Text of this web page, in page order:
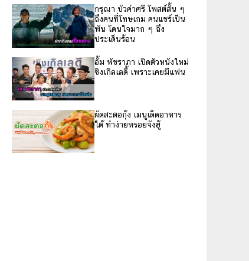
กรุณา บัวคำศรี โพสต์สั้น ๆ
ถึงคนที่โทษเกม คนแชร์เป็น
พัน โดนใจมาก ๆ ถึง
ประเด็นร้อน
อั้ม พัชราภา เปิดตัวหนังใหม่
ซิงเกิลเลดี้ เพราะเคยมีแฟน
ผัดสะตอกุ้ง เมนูเด็ดอาหาร
ใต้ ทำง่ายหรอยจังฮู้